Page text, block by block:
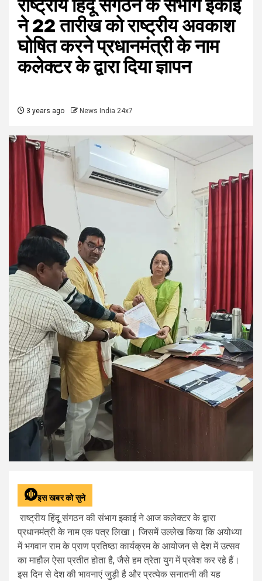
राष्ट्रीय हिंदू संगठन के संभाग इकाई
ने 22 तारीख को राष्ट्रीय अवकाश
घोषित करने प्रधानमंत्री के नाम
कलेक्टर के द्वारा दिया ज्ञापन
3 years ago News India 24x7
इस खबर को सुने
राष्ट्रीय हिंदू संगठन की संभाग इकाई ने आज कलेक्टर के द्वारा
प्रधानमंत्री के नाम एक पत्र लिखा। जिसमें उल्लेख किया कि अयोध्या
में भगवान राम के प्राण प्रतिष्ठा कार्यक्रम के आयोजन से देश में उत्सव
का माहौल ऐसा प्रतीत होता है, जैसे हम त्रेता युग में प्रवेश कर रहे हैं।
इस दिन से देश की भावनाएं जुड़ी है और प्रत्येक सनातनी की यह